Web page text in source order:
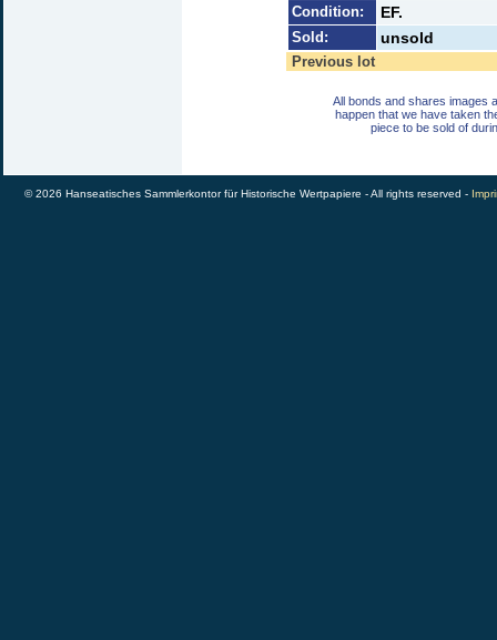
Condition: EF.
Sold: unsold
Previous lot
All bonds and shares images
happen that we have taken
piece to be sold of
© 2026 Hanseatisches Sammlerkontor für Historische Wertpapiere - All rights reserved -